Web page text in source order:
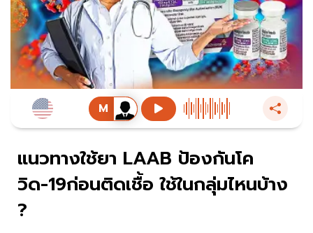
แนวทางใช้ยา LAAB ป้องกันโค
วิด-19ก่อนติดเชื้อ ใช้ในกลุ่มไหนบ้าง
?